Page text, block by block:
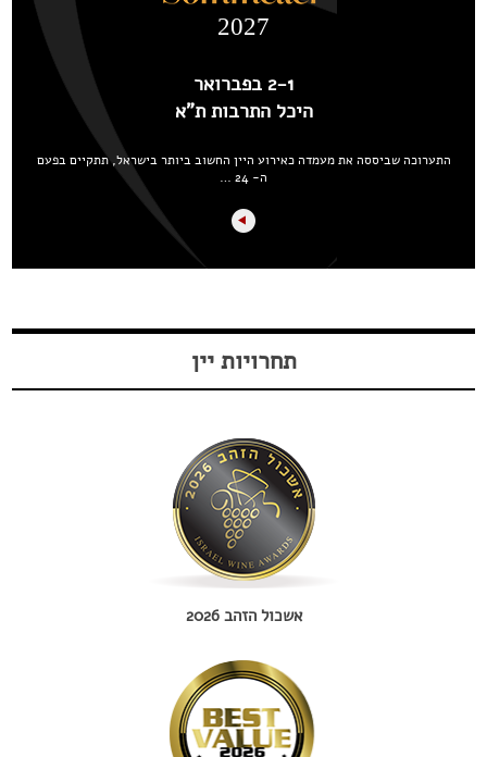
2027
2-1 בפברואר
היכל התרבות ת"א
התערוכה שביססה את מעמדה כאירוע היין החשוב ביותר בישראל, תתקיים בפעם
ה- 24 …
תחרויות יין
אשכול הזהב 2026